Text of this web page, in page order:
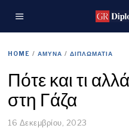
HOME / ΑΜΥΝΑ / ΔΙΠΛΩΜΑΤΙΑ
Πότε και τι
στη Γάζα
16 Δεκεμβρίου, 2023